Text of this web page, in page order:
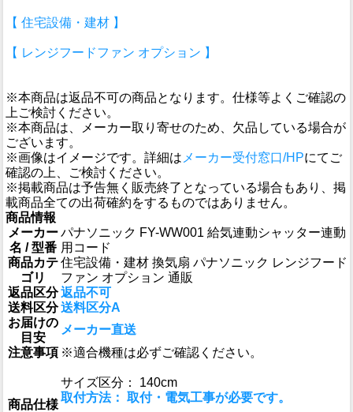
【 住宅設備・建材 】
【 レンジフードファン オプション 】
※本商品は返品不可の商品となります。仕様等よくご確認の
上ご検討ください。
※本商品は、メーカー取り寄せのため、欠品している場合が
ございます。
※画像はイメージです。詳細は メーカー受付窓口/HPにてご
確認の上、ご検討ください。
※掲載商品は予告無く販売終了となっている場合もあり、掲
載商品全ての出荷確約をするものではありません。
商品情報
メーカー
名 / 型番
パナソニック FY-WW001 給気連動シャッター連動
用コード
商品カテ
ゴリ
住宅設備・建材 換気扇 パナソニック レンジフード
ファン オプション 通販
返品区分返品不可
送料区分送料区分A
お届けの
目安
メーカー直送
注意事項 ※適合機種は必ずご確認ください。
商品仕様
サイズ区分： 140cm
取付方法： 取付・電気工事が必要です。